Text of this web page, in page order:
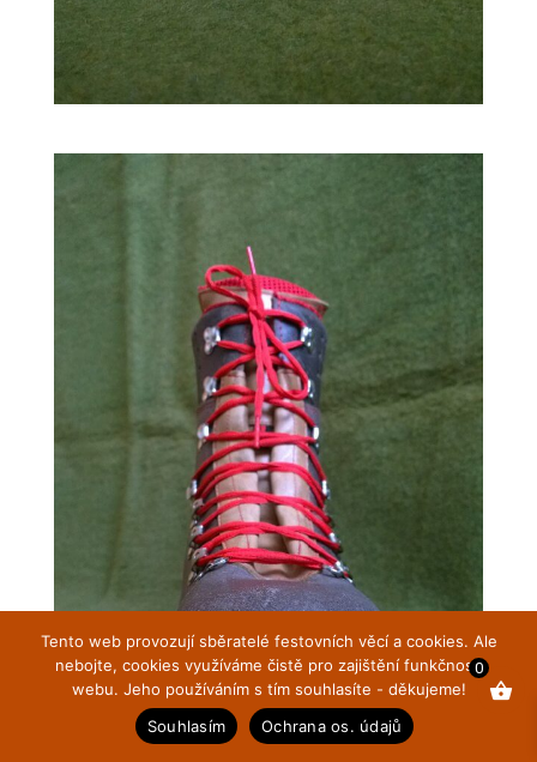
0
Tento web provozují sběratelé festovních věcí a cookies. Ale
nebojte, cookies využíváme čistě pro zajištění funkčnosti
webu. Jeho používáním s tím souhlasíte - děkujeme!
Souhlasím
Ochrana os. údajů